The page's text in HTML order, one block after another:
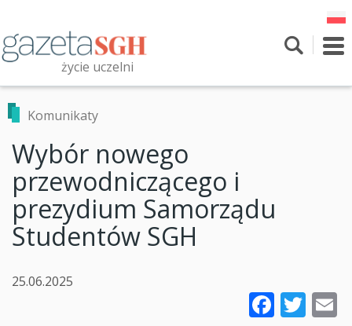
treści
życie uczelni
Przeszukaj witrynę
Komunikaty
Wybór nowego
przewodniczącego i
prezydium Samorządu
Studentów SGH
25.06.2025